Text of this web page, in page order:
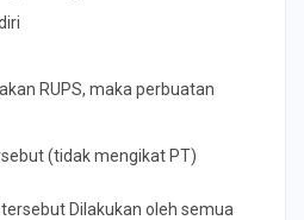
RUPS, maka perbuatan
(tidak mengikat PT)
Dilakukan oleh semua